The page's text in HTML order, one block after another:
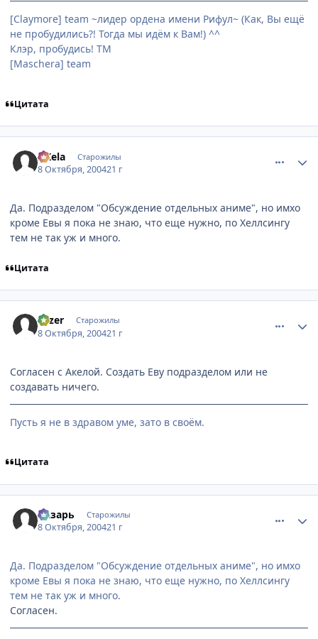
[Claymore] team ~лидер ордена имени Рифул~ (Как, Вы ещё
не пробудились?! Тогда мы идём к Вам!) ^^
Клэр, пробудись! ТМ
[Maschera] team
Цитата
AKela Старожилы
8 Октября, 200421 г
Да. Подразделом "Обсуждение отдельных аниме", но имхо
кроме Евы я пока не знаю, что еще нужно, по Хеллсингу
тем не так уж и много.
Цитата
Fazer Старожилы
8 Октября, 200421 г
Согласен с Акелой. Создать Еву подразделом или не
создавать ничего.
Пусть я не в здравом уме, зато в своём.
Цитата
Лазарь Старожилы
8 Октября, 200421 г
Да. Подразделом "Обсуждение отдельных аниме", но имхо
кроме Евы я пока не знаю, что еще нужно, по Хеллсингу
тем не так уж и много.
Согласен.